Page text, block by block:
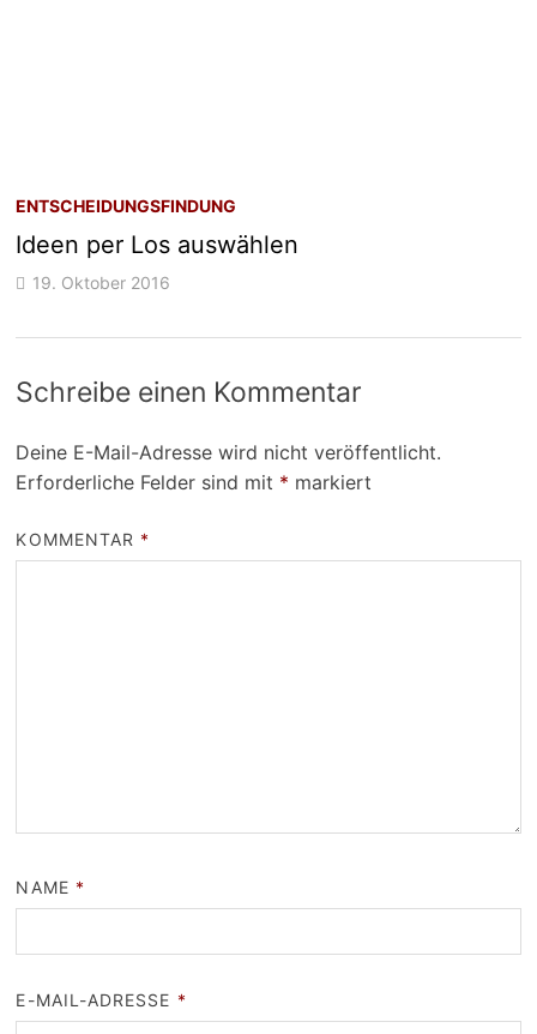
ENTSCHEIDUNGSFINDUNG
Ideen per Los auswählen
19. Oktober 2016
Schreibe einen Kommentar
Deine E-Mail-Adresse wird nicht veröffentlicht.
Erforderliche Felder sind mit * markiert
KOMMENTAR *
NAME *
E-MAIL-ADRESSE *